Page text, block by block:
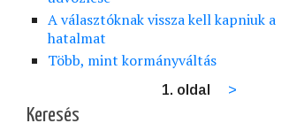
A választóknak vissza kell kapniuk a
hatalmat
Több, mint kormányváltás
1. oldal
Következő
>
Keresés